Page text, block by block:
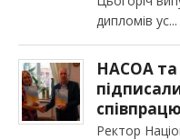
дипломів ус
НАСОА та
Ректор